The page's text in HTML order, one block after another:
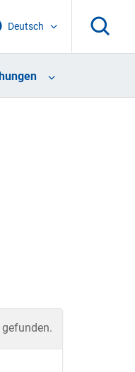
Deutsch